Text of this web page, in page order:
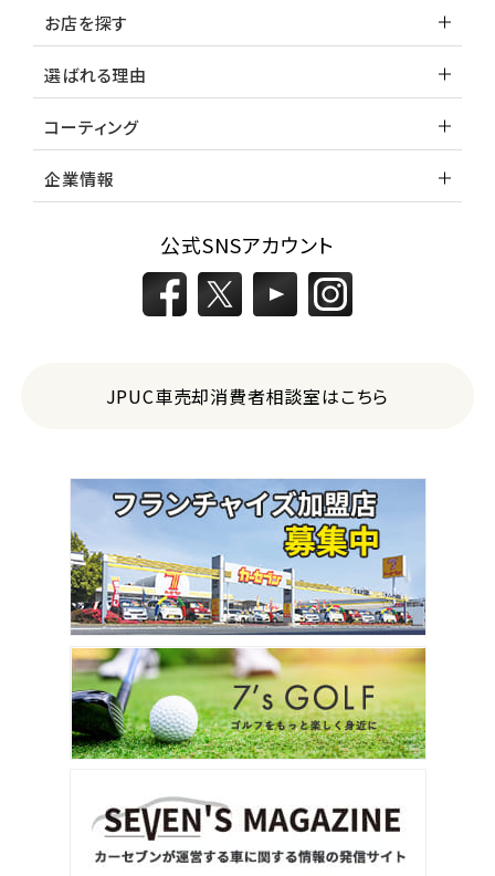
お店を探す
選ばれる理由
コーティング
企業情報
公式SNSアカウント
JPUC車売却消費者相談室はこちら